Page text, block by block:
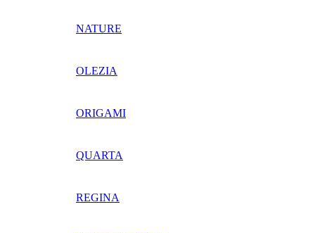
NATURE
OLEZIA
ORIGAMI
QUARTA
REGINA